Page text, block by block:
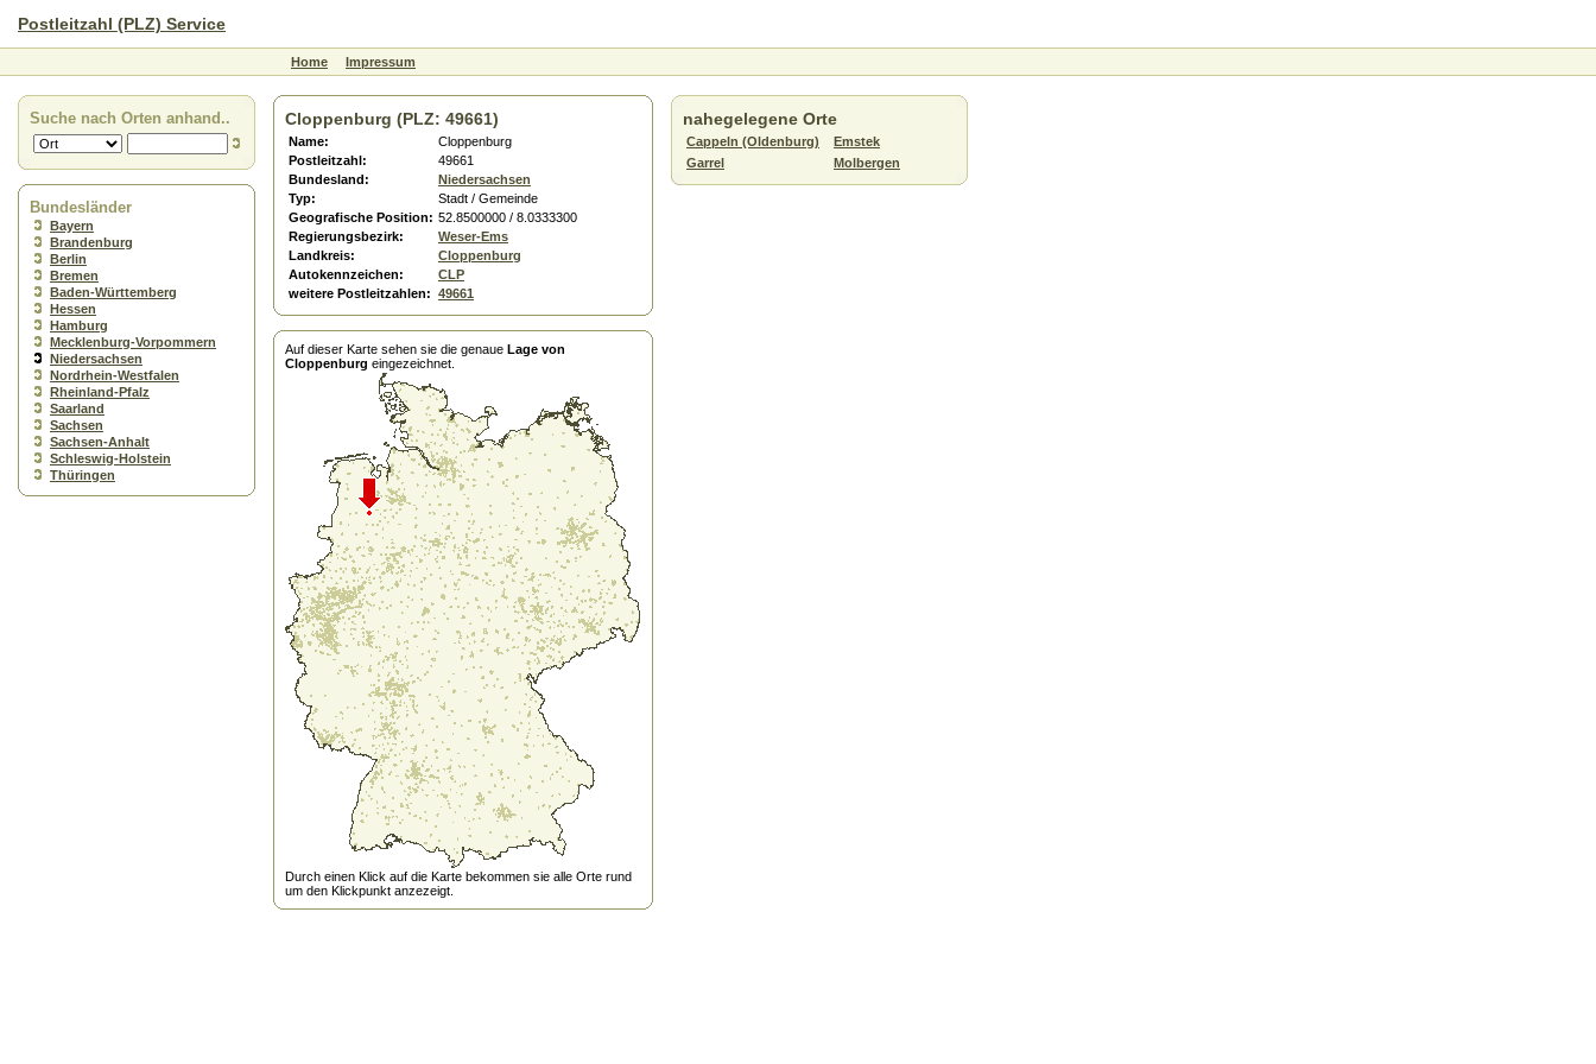
Postleitzahl (PLZ) Service
Home Impressum
Suche nach Orten anhand..
Bundesländer
Bayern
Brandenburg
Berlin
Bremen
Baden-Württemberg
Hessen
Hamburg
Mecklenburg-Vorpommern
Niedersachsen
Nordrhein-Westfalen
Rheinland-Pfalz
Saarland
Sachsen
Sachsen-Anhalt
Schleswig-Holstein
Thüringen
Cloppenburg (PLZ: 49661)
Name:
Cloppenburg
Postleitzahl:
49661
Bundesland:
Niedersachsen
Typ:
Stadt / Gemeinde
Geografische Position: 52.8500000 / 8.0333300
Regierungsbezirk:
Weser-Ems
Landkreis:
Cloppenburg
Autokennzeichen:
CLP
weitere Postleitzahlen: 49661
Auf dieser Karte sehen sie die genaue Lage von
Cloppenburg eingezeichnet.
Durch einen Klick auf die Karte bekommen sie alle Orte rund
um den Klickpunkt anzezeigt.
nahegelegene Orte
Cappeln (Oldenburg)
Emstek
Garrel
Molbergen